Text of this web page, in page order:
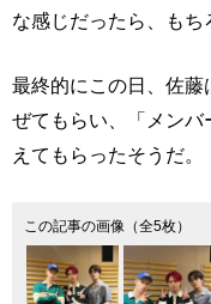
な感じだったら、もち
最終的にこの日、佐
ぜてもらい、「メン
えてもらったそうだ。
この記事の画像（全5枚）